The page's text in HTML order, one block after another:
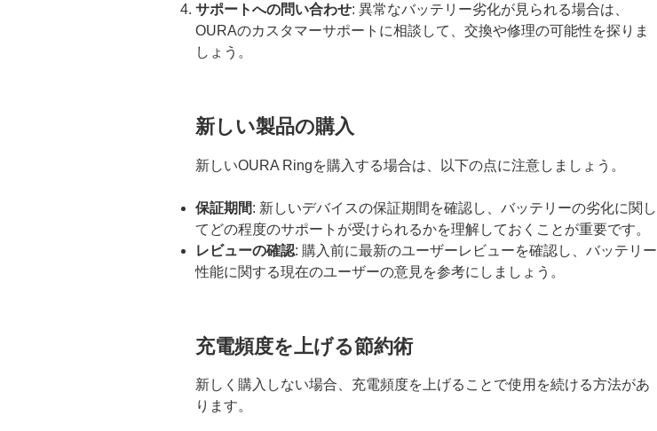
サポートへの問い合わせ: 異常なバッテリー劣化が見られる場合は、
OURAのカスタマーサポートに相談して、交換や修理の可能性を探りま
しょう。
新しい製品の購入
新しいOURA Ringを購入する場合は、以下の点に注意しましょう。
保証期間: 新しいデバイスの保証期間を確認し、バッテリーの劣化に関し
てどの程度のサポートが受けられるかを理解しておくことが重要です。
レビューの確認: 購入前に最新のユーザーレビューを確認し、バッテリー
性能に関する現在のユーザーの意見を参考にしましょう。
充電頻度を上げる節約術
新しく購入しない場合、充電頻度を上げることで使用を続ける方法があ
ります。